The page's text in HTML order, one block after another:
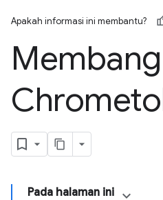
Apakah informasi ini membantu?
Pada halaman ini